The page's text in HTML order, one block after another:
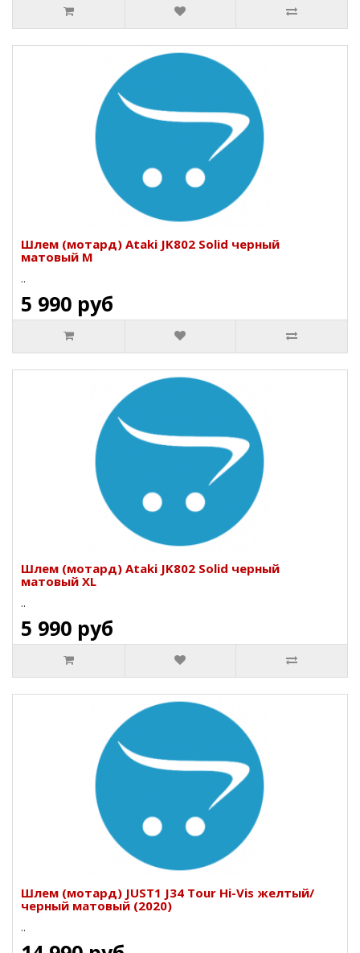
Шлем (мотард) Ataki JK802 Solid черный
матовый M
..
5 990 руб
Шлем (мотард) Ataki JK802 Solid черный
матовый XL
..
5 990 руб
Шлем (мотард) JUST1 J34 Tour Hi-Vis желтый/
черный матовый (2020)
..